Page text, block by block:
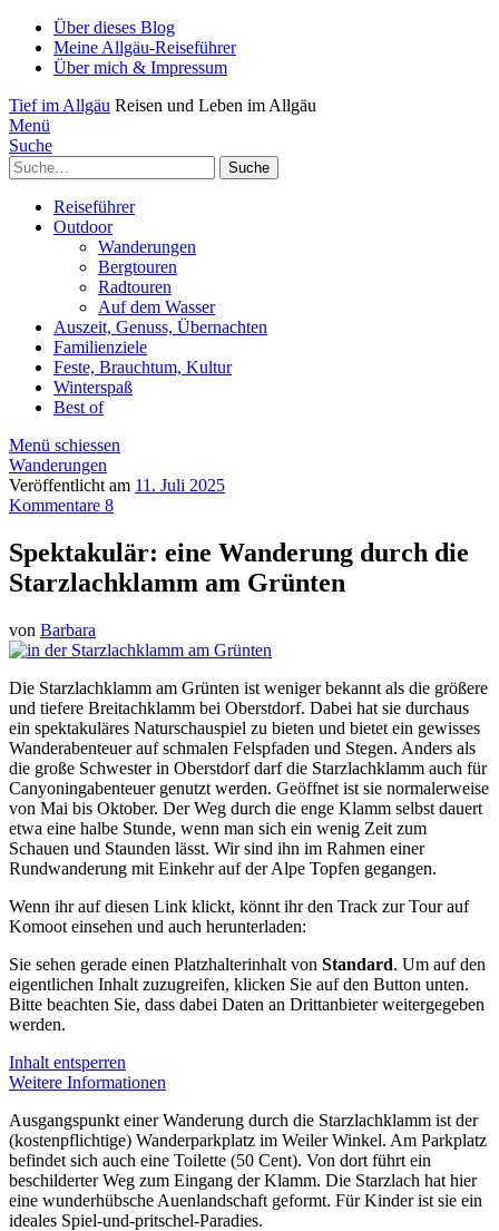
Über dieses Blog
Meine Allgäu-Reiseführer
Über mich & Impressum
Tief im Allgäu Reisen und Leben im Allgäu
Menü
Suche
Suche
Reiseführer
Outdoor
Wanderungen
Bergtouren
Radtouren
Auf dem Wasser
Auszeit, Genuss, Übernachten
Familienziele
Feste, Brauchtum, Kultur
Winterspaß
Best of
Menü schiessen
Wanderungen
Veröffentlicht am 11. Juli 2025
Kommentare 8
Spektakulär: eine Wanderung durch die
Starzlachklamm am Grünten
von Barbara
Die Starzlachklamm am Grünten ist weniger bekannt als die größere
und tiefere Breitachklamm bei Oberstdorf. Dabei hat sie durchaus
ein spektakuläres Naturschauspiel zu bieten und bietet ein gewisses
Wanderabenteuer auf schmalen Felspfaden und Stegen. Anders als
die große Schwester in Oberstdorf darf die Starzlachklamm auch für
Canyoningabenteuer genutzt werden. Geöffnet ist sie normalerweise
von Mai bis Oktober. Der Weg durch die enge Klamm selbst dauert
etwa eine halbe Stunde, wenn man sich ein wenig Zeit zum
Schauen und Staunden lässt. Wir sind ihn im Rahmen einer
Rundwanderung mit Einkehr auf der Alpe Topfen gegangen.
Wenn ihr auf diesen Link klickt, könnt ihr den Track zur Tour auf
Komoot einsehen und auch herunterladen:
Sie sehen gerade einen Platzhalterinhalt von Standard. Um auf den
eigentlichen Inhalt zuzugreifen, klicken Sie auf den Button unten.
Bitte beachten Sie, dass dabei Daten an Drittanbieter weitergegeben
werden.
Inhalt entsperren
Weitere Informationen
Ausgangspunkt einer Wanderung durch die Starzlachklamm ist der
(kostenpflichtige) Wanderparkplatz im Weiler Winkel. Am Parkplatz
befindet sich auch eine Toilette (50 Cent). Von dort führt ein
beschilderter Weg zum Eingang der Klamm. Die Starzlach hat hier
eine wunderhübsche Auenlandschaft geformt. Für Kinder ist sie ein
ideales Spiel-und-pritschel-Paradies.